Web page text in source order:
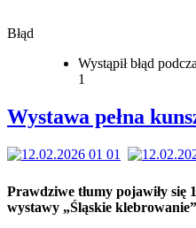
Błąd
Wystąpił błąd
1
Wystawa pełna
Prawdziwe tłumy pojawiły się
wystawy „Śląskie